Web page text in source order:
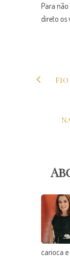
Para
direto os
carioca